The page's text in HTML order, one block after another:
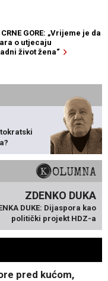
GORE: „Vrijeme je da
o utjecaju
život žena“
KOLUMNA
ZDENKO DUKA
DUKE: Dijaspora kao
politički projekt HDZ-a
pred kućom,